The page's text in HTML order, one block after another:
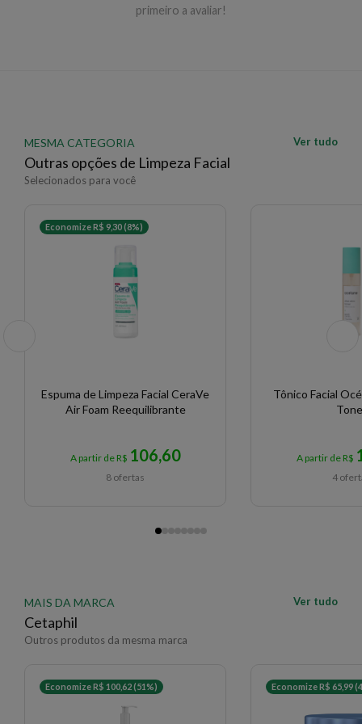
✨ Descrição gerada por IA a partir de dados das lojas
primeiro a avaliar!
MESMA CATEGORIA
Outras opções de Limpeza Facial
Selecionados para você
Ver tudo
Economize R$ 9,30 (8%)
Espuma de Limpeza Facial CeraVe
Air Foam Reequilibrante
A partir de R$ 106,60
8 ofertas
Tônico Facial
A partir de R$
4
MAIS DA MARCA
Cetaphil
Outros produtos da mesma marca
Ver tudo
Economize R$ 100,62 (51%) Economize R$ 65,99